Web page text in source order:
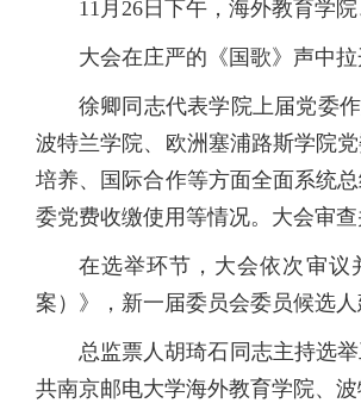
11月26日下午，海外教育学
大会在庄严的《国歌》声中拉
徐卿同志代表学院上届党委
波特兰学院、欧洲塞浦路斯学院
培养、国际合作等方面全面系统
委党费收缴使用等情况。大会审
在选举环节，大会依次审
案）》，新一届委员会委员候选
总监票人胡琦石同志主持选
共南京邮电大学海外教育学院、